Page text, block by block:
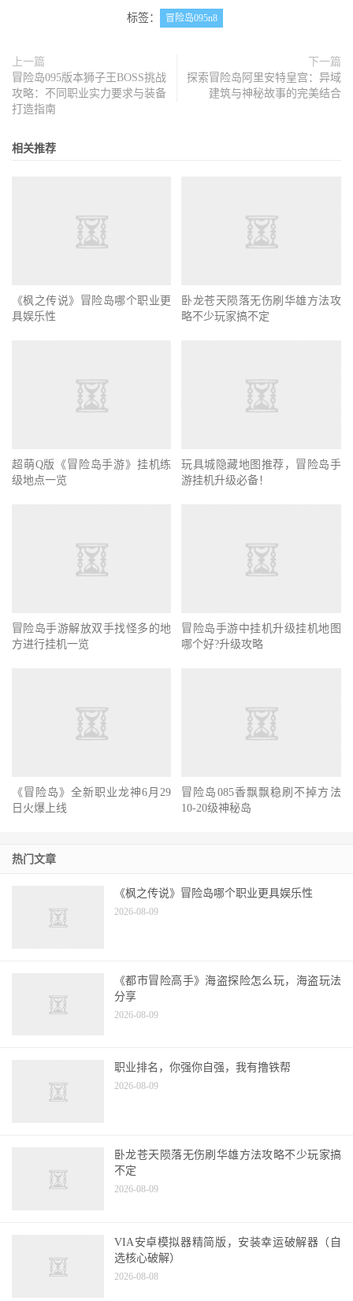
标签： 冒险岛095n8
上一篇
冒险岛095版本狮子王BOSS挑战
攻略：不同职业实力要求与装备
打造指南
下一篇
探索冒险岛阿里安特皇宫：异域
建筑与神秘故事的完美结合
相关推荐
《枫之传说》冒险岛哪个职业更
具娱乐性
卧龙苍天陨落无伤刷华雄方法攻
略不少玩家搞不定
超萌Q版《冒险岛手游》挂机练
级地点一览
玩具城隐藏地图推荐，冒险岛手
游挂机升级必备！
冒险岛手游解放双手找怪多的地
方进行挂机一览
冒险岛手游中挂机升级挂机地图
哪个好?升级攻略
《冒险岛》全新职业龙神6月29
日火爆上线
冒险岛085香飘飘稳刷不掉方法
10-20级神秘岛
热门文章
《枫之传说》冒险岛哪个职业更具娱乐性
2026-08-09
《都市冒险高手》海盗探险怎么玩，海盗玩法
分享
2026-08-09
职业排名，你强你自强，我有撸铁帮
2026-08-09
卧龙苍天陨落无伤刷华雄方法攻略不少玩家搞
不定
2026-08-09
VIA安卓模拟器精简版，安装幸运破解器（自
选核心破解）
2026-08-08